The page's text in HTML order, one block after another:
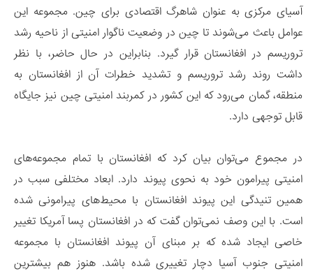
آسیای مرکزی به عنوان شاهرگ اقتصادی برای چین. مجموعه این
عوامل باعث می‌شوند تا چین در وضعیت ناگوار امنیتی از ناحیه رشد
تروریسم در افغانستان قرار گیرد. بنابراین در حال حاضر، با نظر
داشت روند رشد تروریسم و تشدید خطرات آن از افغانستان به
منطقه، گمان می‌رود که این کشور در کمربند امنیتی چین نیز جایگاه
قابل توجهی دارد.
در مجموع می‌توان بیان کرد که افغانستان با تمام مجموعه‌های
امنیتی پیرامون خود به نحوی پیوند دارد. ابعاد مختلفی سبب در
همین تنیدگی این پیوند افغانستان با محیط‌های پیرامونی شده
است. با این وصف نمی‌توان گفت که در افغانستان پسا آمریکا تغییر
خاصی ایجاد شده که بر مبنای آن پیوند افغانستان با مجموعه
امنیتی جنوب آسیا دچار تغییری شده باشد. هنوز هم بیشترین